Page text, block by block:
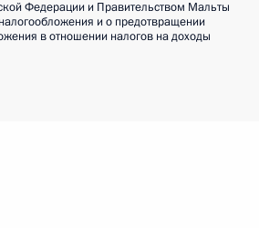
Федерации и Правительством Мальты
и о предотвращении
в отношении налогов на доходы